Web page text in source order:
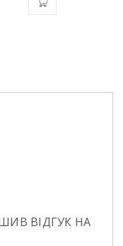
ВІДГУК НА